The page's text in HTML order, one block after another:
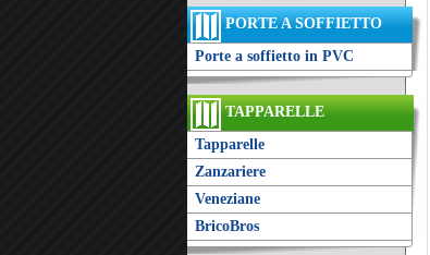
PORTE A SOFFIETTO
Porte a soffietto in PVC
TAPPARELLE
Tapparelle
Zanzariere
Veneziane
BricoBros